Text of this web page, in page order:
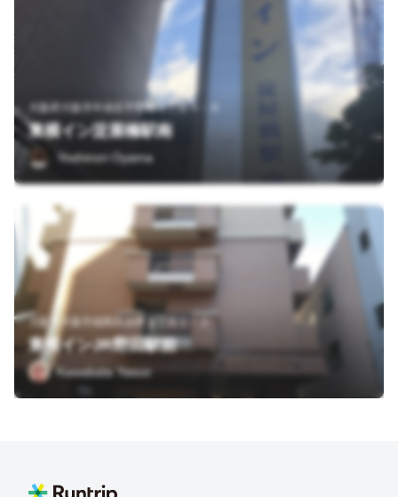
大阪府大阪市中央区平野町３丁目４－６
東横イン淀屋橋駅南
Yoshinori Oyama
大阪府大阪市福島区吉野２丁目２－２
東横インJR野田駅前
Kawabata Yasuo